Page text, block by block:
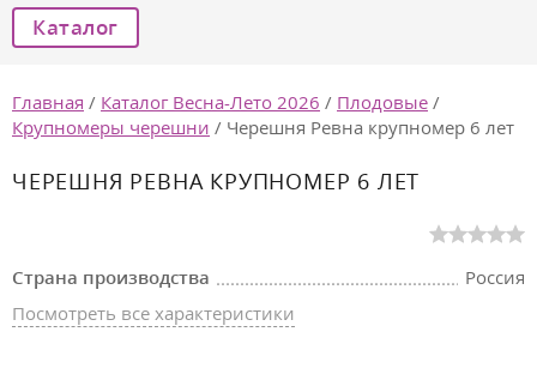
Каталог
Главная / Каталог Весна-Лето 2026 / Плодовые /
Крупномеры черешни / Черешня Ревна крупномер 6 лет
ЧЕРЕШНЯ РЕВНА КРУПНОМЕР 6 ЛЕТ
Страна производства
Россия
Посмотреть все характеристики